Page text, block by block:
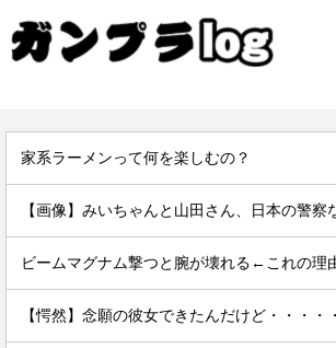
家系ラーメンって何を楽しむの？
ビームマグナム撃つと腕が壊れる←これの理